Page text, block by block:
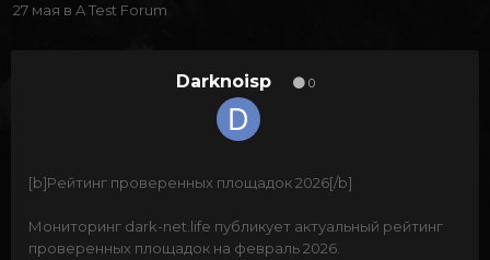
27 мая в A Test Forum
Darknoisp 0
[b]Рейтинг проверенных площадок 2026[/b]
Мониторинг dark-net.life публикует актуальный рейтинг
проверенных площадок на февраль 2026.